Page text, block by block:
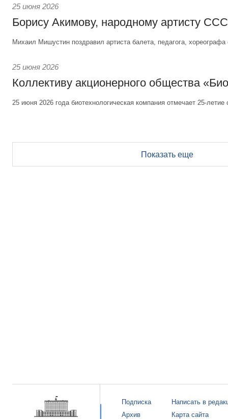
25 июня 2026
Борису Акимову, народному артисту
Михаил Мишустин поздравил артиста балета, педагога,
25 июня 2026
Коллективу акционерного общества
25 июня 2026 года биотехнологическая компания отмечает 25-летие
Показать еще
Подписка
Архив
Написать в
Карта сайта